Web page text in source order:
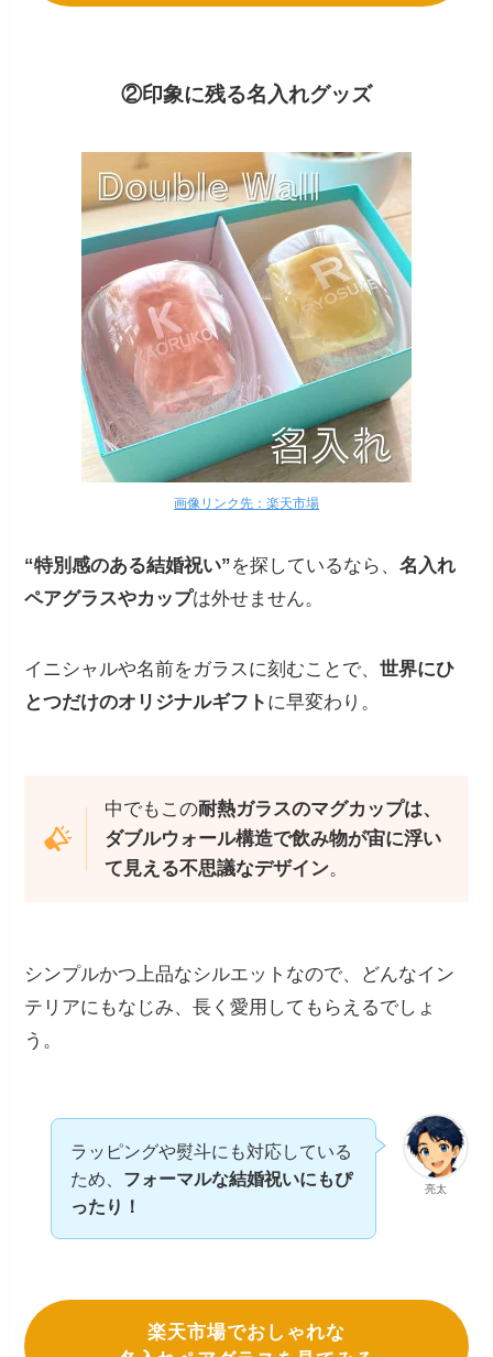
②印象に残る名入れグッズ
画像リンク先：楽天市場
“特別感のある結婚祝い”を探しているなら、名入れ
ペアグラスやカップは外せません。
イニシャルや名前をガラスに刻むことで、世界にひ
とつだけのオリジナルギフト に早変わり。
中でもこの耐熱ガラスのマグカップは、
ダブルウォール構造で飲み物が宙に浮い
て見える不思議なデザイン。
シンプルかつ上品なシルエットなので、どんなイン
テリアにもなじみ、長く愛用してもらえるでしょ
う。
亮太
ラッピングや熨斗にも対応している
ため、 フォーマルな結婚祝いにもぴ
ったり！
楽天市場でおしゃれな